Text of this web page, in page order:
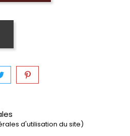
d'utilisation du site)